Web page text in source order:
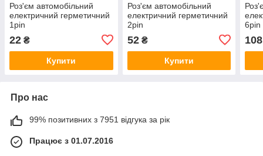
Роз'єм автомобільний
електричний герметичний
1pin
22 ₴
Купити
Роз'єм автомобільний
електричний герметичний
2pin
52₴
Купити
6pin
108
Про нас
99% позитивних з 7951 відгука за рік
Працює з 01.07.2016